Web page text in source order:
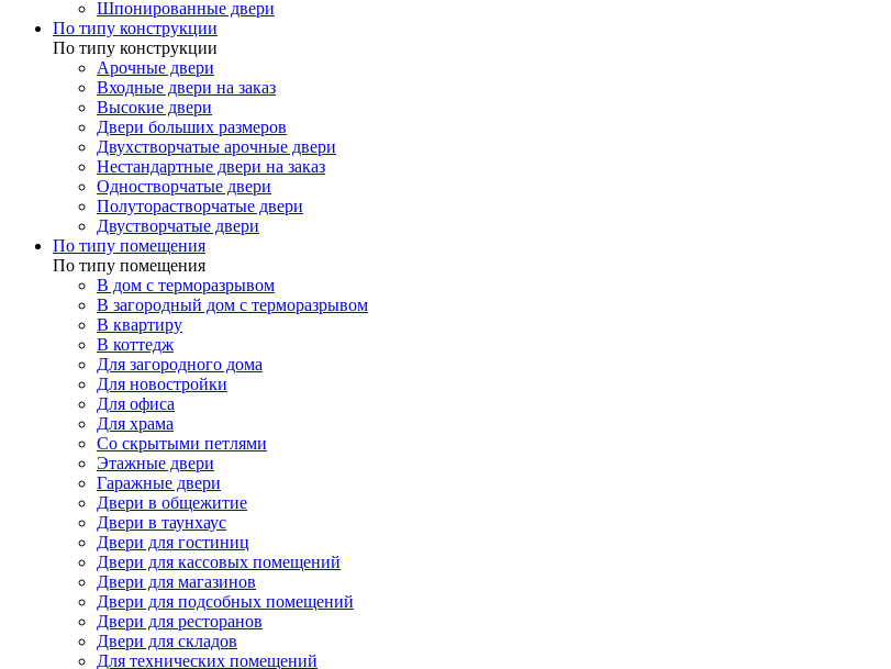
Шпонированные двери
По типу конструкции
По типу конструкции
Арочные двери
Входные двери на заказ
Высокие двери
Двери больших размеров
Двухстворчатые арочные двери
Нестандартные двери на заказ
Одностворчатые двери
Полуторастворчатые двери
Двустворчатые двери
По типу помещения
По типу помещения
В дом с терморазрывом
В загородный дом с терморазрывом
В квартиру
В коттедж
Для загородного дома
Для новостройки
Для офиса
Для храма
Со скрытыми петлями
Этажные двери
Гаражные двери
Двери в общежитие
Двери в таунхаус
Двери для гостиниц
Двери для кассовых помещений
Двери для магазинов
Двери для подсобных помещений
Двери для ресторанов
Двери для складов
Для технических помещений